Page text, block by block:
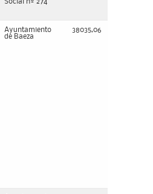
Social nº 274
Ayuntamiento
de Baeza
38035,06